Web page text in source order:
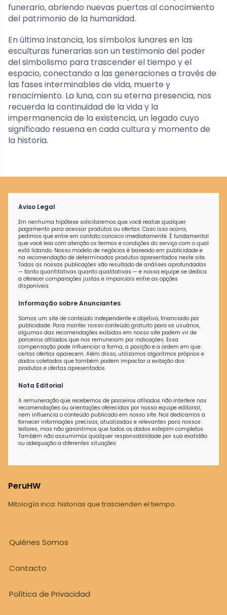
funerario, abriendo nuevas puertas al conocimiento
del patrimonio de la humanidad.
En última instancia, los símbolos lunares en las
esculturas funerarias son un testimonio del poder
del simbolismo para trascender el tiempo y el
espacio, conectando a las generaciones a través de
las fases interminables de vida, muerte y
renacimiento. La luna, con su eterna presencia, nos
recuerda la continuidad de la vida y la
impermanencia de la existencia, un legado cuyo
significado resuena en cada cultura y momento de
la historia.
Aviso Legal
Em nenhuma hipótese solicitaremos que você realize qualquer
pagamento para acessar produtos ou ofertas. Caso isso ocorra,
pedimos que entre em contato conosco imediatamente. É fundamental
que você leia com atenção os termos e condições do serviço com o qual
está lidando. Nosso modelo de negócios é baseado em publicidade e
na recomendação de determinados produtos apresentados neste site.
Todas as nossas publicações são resultado de análises aprofundadas
— tanto quantitativas quanto qualitativas — e nossa equipe se dedica
a oferecer comparações justas e imparciais entre as opções
disponíveis.
Informação sobre Anunciantes
Somos um site de conteúdo independente e objetivo, financiado por
publicidade. Para manter nosso conteúdo gratuito para os usuários,
algumas das recomendações exibidas em nosso site podem vir de
parceiros afiliados que nos remuneram por indicações. Essa
compensação pode influenciar a forma, a posição e a ordem em que
certas ofertas aparecem. Além disso, utilizamos algoritmos próprios e
dados coletados que também podem impactar a exibição dos
produtos e ofertas apresentados.
Nota Editorial
A remuneração que recebemos de parceiros afiliados não interfere nas
recomendações ou orientações oferecidas por nossa equipe editorial,
nem influencia o conteúdo publicado em nosso site. Nos dedicamos a
fornecer informações precisas, atualizadas e relevantes para nossos
leitores, mas não garantimos que todos os dados estejam completos.
Também não assumimos qualquer responsabilidade por sua exatidão
ou adequação a diferentes situações.
PeruHW
Mitología inca: historias que trascienden el tiempo.
Quiénes Somos
Contacto
Política de Privacidad